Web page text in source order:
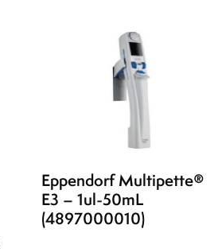
Eppendorf Multipette®
E3 – 1ul-50mL
(4897000010)